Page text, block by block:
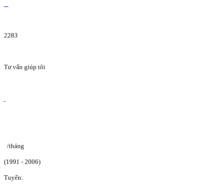
2283
Tư vấn giúp tôi
/tháng
(1991 - 2006)
Tuyển: